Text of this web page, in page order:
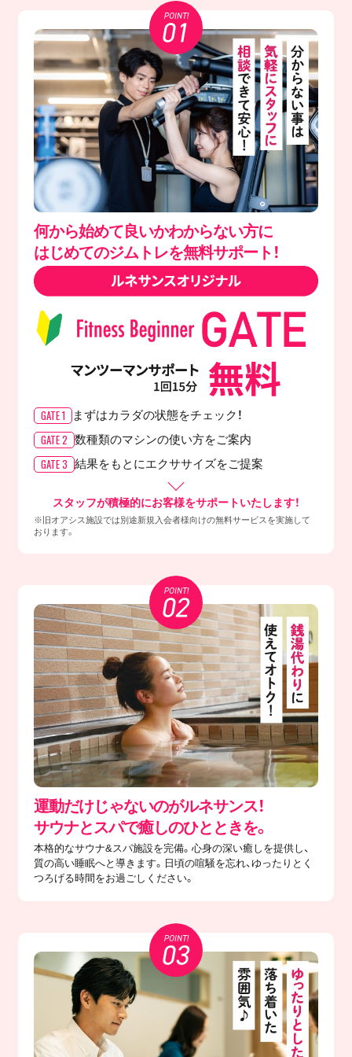
何から始めて良いかわからない方に
はじめてのジムトレを無料サポート！
GATE 1 まずはカラダの状態をチェック！
GATE 2 数種類のマシンの使い方をご案内
GATE 3 結果をもとにエクササイズをご提案
スタッフが積極的にお客様をサポートいたします！
※旧オアシス施設では別途新規入会者様向けの無料サービスを実施して
おります。
運動だけじゃないのがルネサンス！
サウナとスパで癒しのひとときを。
本格的なサウナ&スパ施設を完備。心身の深い癒しを提供し、
質の高い睡眠へと導きます。日頃の喧騒を忘れ、ゆったりとく
つろげる時間をお過ごしください。